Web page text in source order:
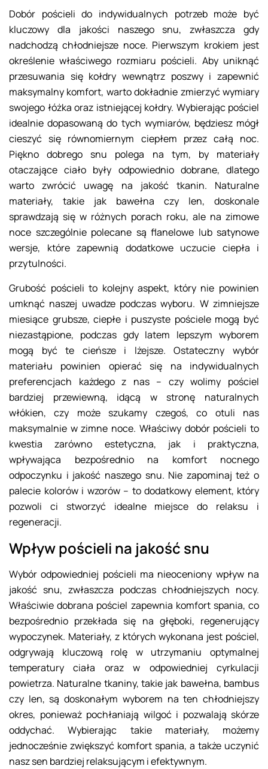
Dobór pościeli do indywidualnych potrzeb może być
kluczowy dla jakości naszego snu, zwłaszcza gdy
nadchodzą chłodniejsze noce. Pierwszym krokiem jest
określenie właściwego rozmiaru pościeli. Aby uniknąć
przesuwania się kołdry wewnątrz poszwy i zapewnić
maksymalny komfort, warto dokładnie zmierzyć wymiary
swojego łóżka oraz istniejącej kołdry. Wybierając pościel
idealnie dopasowaną do tych wymiarów, będziesz mógł
cieszyć się równomiernym ciepłem przez całą noc.
Piękno dobrego snu polega na tym, by materiały
otaczające ciało były odpowiednio dobrane, dlatego
warto zwrócić uwagę na jakość tkanin. Naturalne
materiały, takie jak bawełna czy len, doskonale
sprawdzają się w różnych porach roku, ale na zimowe
noce szczególnie polecane są flanelowe lub satynowe
wersje, które zapewnią dodatkowe uczucie ciepła i
przytulności.
Grubość pościeli to kolejny aspekt, który nie powinien
umknąć naszej uwadze podczas wyboru. W zimniejsze
miesiące grubsze, ciepłe i puszyste pościele mogą być
niezastąpione, podczas gdy latem lepszym wyborem
mogą być te cieńsze i lżejsze. Ostateczny wybór
materiału powinien opierać się na indywidualnych
preferencjach każdego z nas – czy wolimy pościel
bardziej przewiewną, idącą w stronę naturalnych
włókien, czy może szukamy czegoś, co otuli nas
maksymalnie w zimne noce. Właściwy dobór pościeli to
kwestia zarówno estetyczna, jak i praktyczna,
wpływająca bezpośrednio na komfort nocnego
odpoczynku i jakość naszego snu. Nie zapominaj też o
palecie kolorów i wzorów – to dodatkowy element, który
pozwoli ci stworzyć idealne miejsce do relaksu i
regeneracji.
Wpływ pościeli na jakość snu
Wybór odpowiedniej pościeli ma nieoceniony wpływ na
jakość snu, zwłaszcza podczas chłodniejszych nocy.
Właściwie dobrana pościel zapewnia komfort spania, co
bezpośrednio przekłada się na głęboki, regenerujący
wypoczynek. Materiały, z których wykonana jest pościel,
odgrywają kluczową rolę w utrzymaniu optymalnej
temperatury ciała oraz w odpowiedniej cyrkulacji
powietrza. Naturalne tkaniny, takie jak bawełna, bambus
czy len, są doskonałym wyborem na ten chłodniejszy
okres, ponieważ pochłaniają wilgoć i pozwalają skórze
oddychać. Wybierając takie materiały, możemy
jednocześnie zwiększyć komfort spania, a także uczynić
nasz sen bardziej relaksującym i efektywnym.